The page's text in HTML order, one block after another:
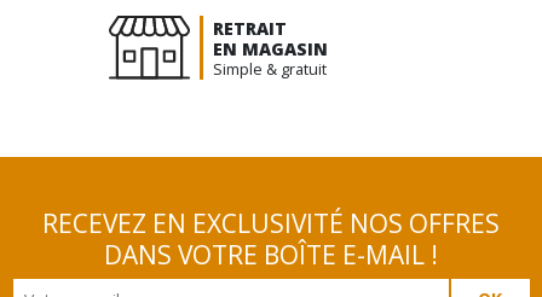
RETRAIT
EN MAGASIN
Simple & gratuit
RECEVEZ EN EXCLUSIVITÉ NOS OFFRES
DANS VOTRE BOÎTE E-MAIL !